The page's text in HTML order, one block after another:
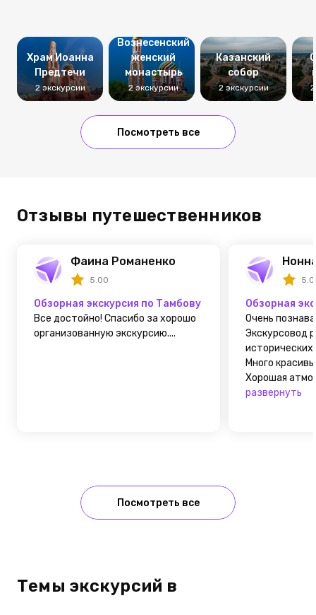
Храм Иоанна
Предтечи
2 экскурсии
Вознесенский
женский
монастырь
2 экскурсии
Казанский
собор
2 экскурсии
Посмотреть все
Отзывы путешественников
Фаина Романенко
5.00
Обзорная экскурсия по Тамбову
Все достойно! Спасибо за хорошо
организованную экскурсию....
Обзорная
Очень
Экскурсовод
исторических
Много
Хорошая
развернуть
Посмотреть все
Темы экскурсий в